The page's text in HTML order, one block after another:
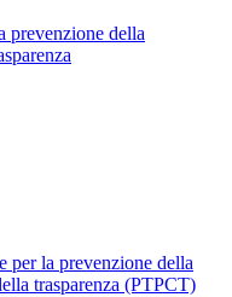
prevenzione della
per la prevenzione della
trasparenza (PTPCT)